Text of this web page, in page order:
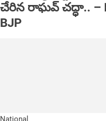
చేరిన రాఘవ్ చద్ధా.. –
BJP
National